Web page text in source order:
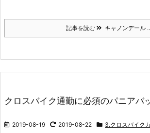
記事を読む キャノンデール
クロスバイク通勤に必須のパニアバ
2019-08-19 2019-08-22 3.クロスバイク